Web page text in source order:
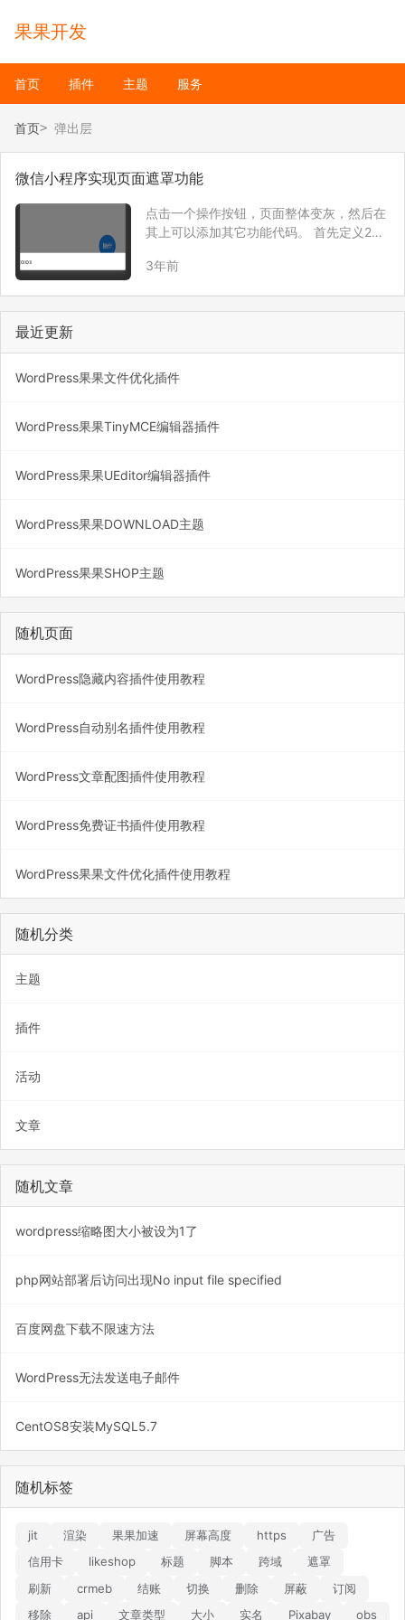
果果开发
首页 插件 主题 服务
首页 弹出层
微信小程序实现页面遮罩功能
点击一个操作按钮，页面整体变灰，然后在
其上可以添加其它功能代码。 首先定义2个
灰色view之上。 <view class=”modal-mas
3年前
最近更新
WordPress果果文件优化插件
WordPress果果TinyMCE编辑器插件
WordPress果果UEditor编辑器插件
WordPress果果DOWNLOAD主题
WordPress果果SHOP主题
随机页面
WordPress隐藏内容插件使用教程
WordPress自动别名插件使用教程
WordPress文章配图插件使用教程
WordPress免费证书插件使用教程
WordPress果果文件优化插件使用教程
随机分类
主题
插件
活动
文章
随机文章
wordpress缩略图大小被设为1了
php网站部署后访问出现No input file specified
百度网盘下载不限速方法
WordPress无法发送电子邮件
CentOS8安装MySQL5.7
随机标签
jit 渲染 果果加速 屏幕高度 https
广告
信用卡
likeshop 标题 脚本 跨域
遮罩
刷新
crmeb 结账 切换 删除 屏蔽
订阅
移除
api 文章类型 大小 实名 Pixabay obs